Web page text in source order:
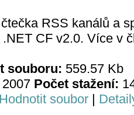
RSS kanálů a
CF v2.0. Více v
souboru: 559.57 Kb
Počet stažení:
Hodnotit soubor |